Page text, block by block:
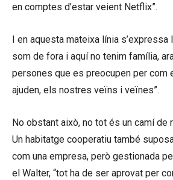
en comptes d’estar veient Netflix”.
I en aquesta mateixa línia s’expressa
som de fora i aquí no tenim família,
persones que es preocupen per com
ajuden, els nostres veïns i veïnes”.
No obstant això, no tot és un camí de
Un habitatge cooperatiu també
com una empresa, però gestionada
el Walter, “tot ha de ser aprovat per